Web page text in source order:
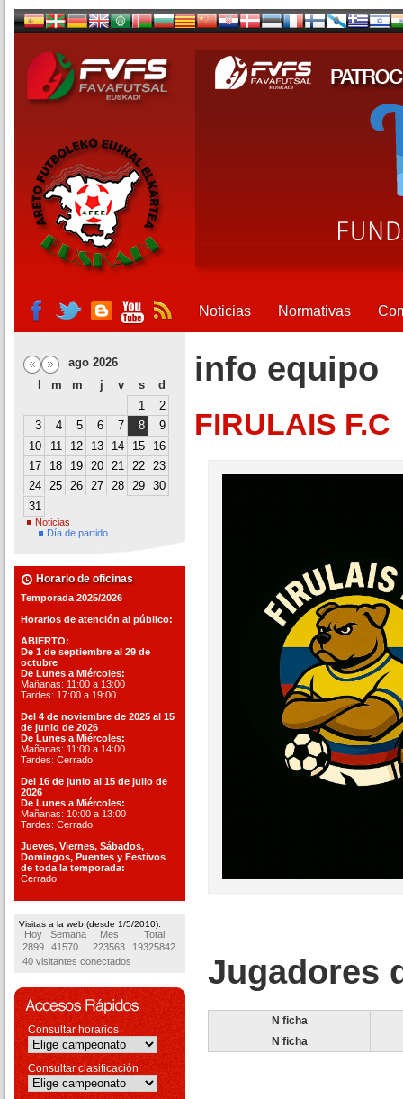
Noticias Normativas
ago 2026
m m j v s
d
1
2
3
4 5 6 7 8
9
10
11 12 13 14 15
16
17
18 19 20 21 22 23
24 25 26 27 28 29 30
31
Noticias
Día de partido
Horario de oficinas
Temporada 2025/2026
Horarios de atención al público:
ABIERTO:
De 1 de septiembre al 29 de
octubre
De Lunes a Miércoles:
Mañanas: 11:00 a 13:00
Tardes: 17:00 a 19:00
Del 4 de noviembre de 2025 al 15
de junio de 2026
De Lunes a Miércoles:
Mañanas: 11:00 a 14:00
Tardes: Cerrado
Del 16 de junio al 15 de julio de
2026
De Lunes a Miércoles:
Mañanas: 10:00 a 13:00
Tardes: Cerrado
Jueves, Viernes, Sábados,
Domingos, Puentes y Festivos
de toda la temporada:
Cerrado
Visitas a la web (desde 1/5/2010):
Hoy Semana Mes
Total
2899
41570 223563
19325842
40 visitantes conectados
Consultar horarios
Consultar clasificación
info equipo
FIRULAIS F.C
Jugadores
N ficha
N ficha